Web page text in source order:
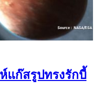
แก๊สรูปทรงรักบี้